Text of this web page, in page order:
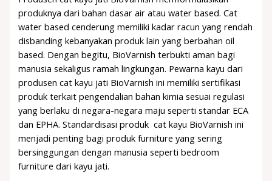
produknya dari bahan dasar air atau water based. Cat
water based cenderung memiliki kadar racun yang rendah
disbanding kebanyakan produk lain yang berbahan oil
based. Dengan begitu, BioVarnish terbukti aman bagi
manusia sekaligus ramah lingkungan. Pewarna kayu dari
produsen cat kayu jati BioVarnish ini memiliki sertifikasi
produk terkait pengendalian bahan kimia sesuai regulasi
yang berlaku di negara-negara maju seperti standar ECA
dan EPHA. Standardisasi produk cat kayu BioVarnish ini
menjadi penting bagi produk furniture yang sering
bersinggungan dengan manusia seperti bedroom
furniture dari kayu jati.